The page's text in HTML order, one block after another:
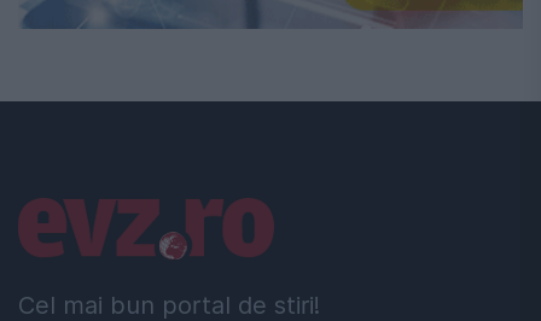
Cel mai bun portal de stiri!
Linkuri utile